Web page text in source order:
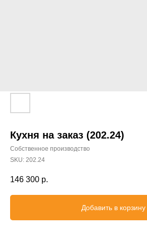
Кухня на заказ (202.24)
Собственное производство
SKU: 202.24
146 300 р.
Добавить в корзину